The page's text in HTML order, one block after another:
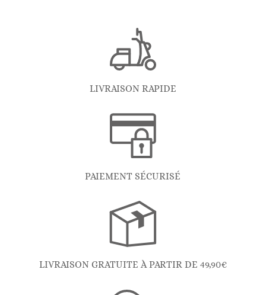
LIVRAISON RAPIDE
PAIEMENT SÉCURISÉ
LIVRAISON GRATUITE À PARTIR DE 49,90€